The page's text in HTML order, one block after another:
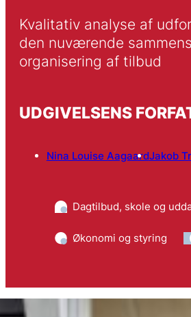
Kvalitativ analyse af
den nuværende
organisering af tilbud
UDGIVELSENS
Nina Louise AagaardJakob
Dagtilbud, skole og
Økonomi og styring